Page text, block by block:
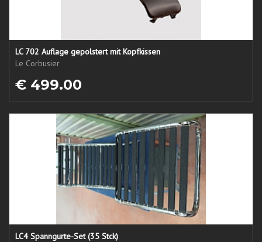
LC 702 Auflage gepolstert mit Kopfkissen
Le Corbusier
€ 499.00
LC4 Spanngurte-Set (35 Stck)